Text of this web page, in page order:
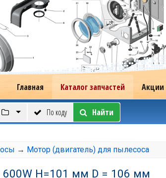
Главная Каталог запчастей Акции
По коду Найти
→ Мотор (двигатель) для пылесоса
600W H=101 мм D = 106 мм